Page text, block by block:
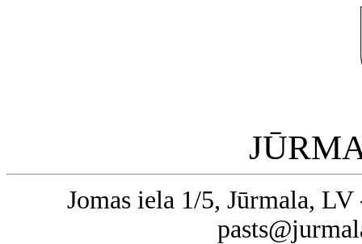
Jomas iela 1/5, Jūrmala,